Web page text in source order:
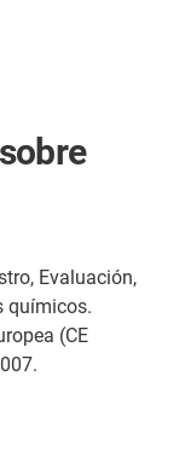
Evaluación,
químicos.
(CE